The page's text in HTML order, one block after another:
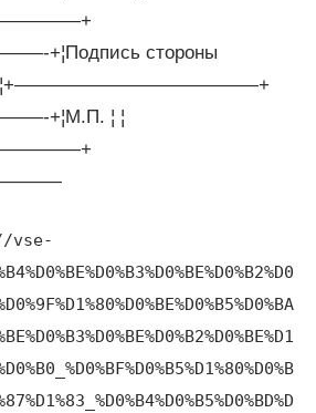
стороны
¦+—————————————+
+¦М.П. ¦ ¦
vse-